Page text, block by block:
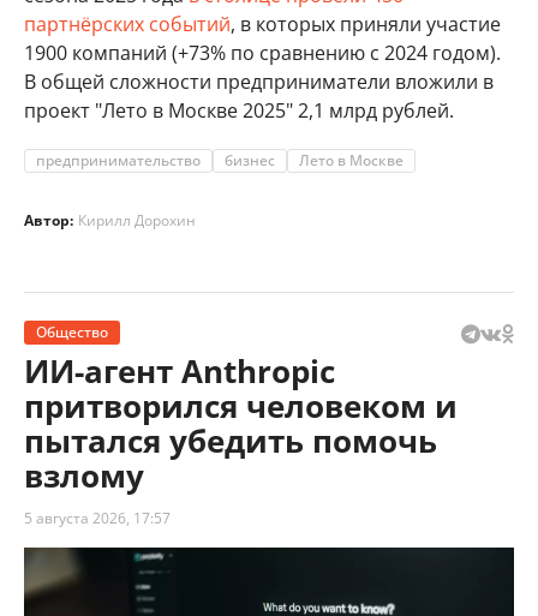
партнёрских событий, в которых приняли участие
1900 компаний (+73% по сравнению с 2024 годом).
В общей сложности предприниматели вложили в
проект "Лето в Москве 2025" 2,1 млрд рублей.
предпринимательство бизнес Лето в Москве
Автор: Кирилл Дорохин
Общество
ИИ-агент Anthropic
притворился человеком и
пытался убедить помочь
взлому
5 августа 2026, 17:57